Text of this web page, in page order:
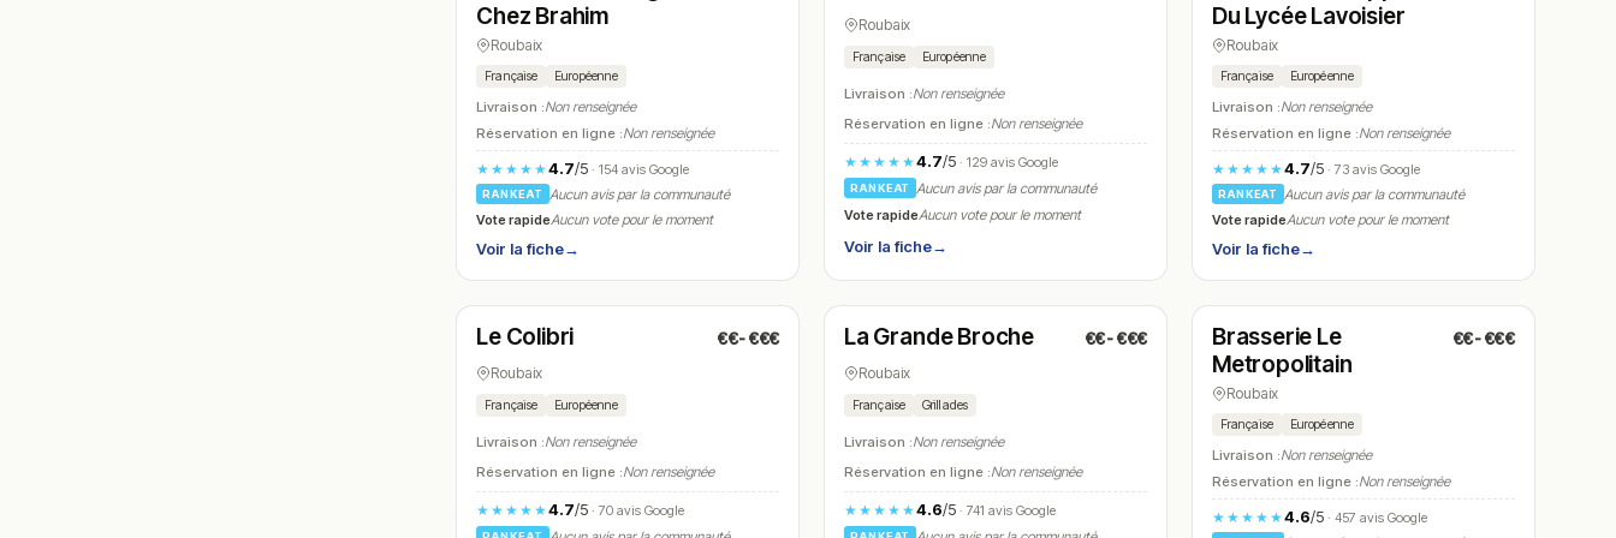
Chez Brahim
Roubaix
Française Européenne
Livraison :Non renseignée
Réservation en ligne :Non renseignée
★★★★★4.7/5· 154 avis Google
RANKEAT
Aucun avis par la communauté
Vote rapideAucun vote pour le moment
Voir la fiche→
Roubaix
Française Européenne
Livraison :Non renseignée
Réservation en ligne :Non renseignée
★★★★★4.7/5· 129 avis Google
RANKEAT
Aucun avis par la communauté
Vote rapideAucun vote pour le moment
Voir la fiche→
Du Lycée Lavoisier
Roubaix
Française Européenne
Livraison :Non renseignée
Réservation en ligne :Non renseignée
★★★★★4.7/5 · 73 avis Google
RANKEAT
Aucun avis par la communauté
Vote rapideAucun vote pour le moment
Voir la fiche→
N° 21
Fermé
Le Colibri €€-€€€
Roubaix
Française Européenne
Livraison :Non renseignée
Réservation en ligne :Non renseignée
★★★★★4.7/5· 70 avis Google
N° 22
Ouvert(12:00 – 13:30, 19:00 – 23:00)
La Grande Broche €€-€€€
Roubaix
Française Grillades
Livraison :Non renseignée
Réservation en ligne :Non renseignée
★★★★★4.6/5· 741 avis Google
N° 23
Ouvert(11:30 – 15:00)
Brasserie Le
Metropolitain
€€-€€€
Roubaix
Française Européenne
Livraison :Non renseignée
Réservation en ligne :Non renseignée
★★★★★4.6/5 · 457 avis Google